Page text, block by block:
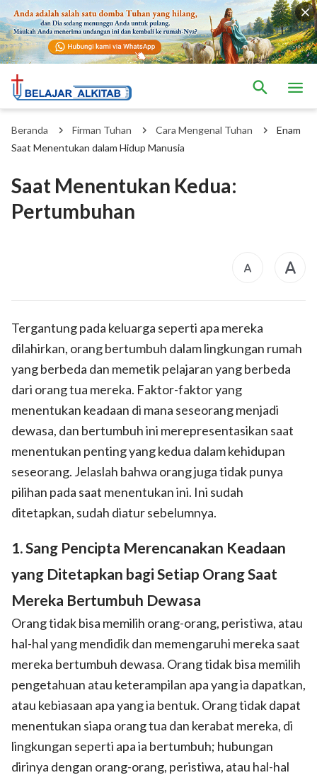
Beranda Firman Tuhan Cara Mengenal Tuhan
Enam
Saat Menentukan dalam Hidup Manusia
Saat Menentukan Kedua:
Pertumbuhan
Tergantung pada keluarga seperti apa mereka
dilahirkan, orang bertumbuh dalam lingkungan rumah
yang berbeda dan memetik pelajaran yang berbeda
dari orang tua mereka. Faktor-faktor yang
menentukan keadaan di mana seseorang menjadi
dewasa, dan bertumbuh ini merepresentasikan saat
menentukan penting yang kedua dalam kehidupan
seseorang. Jelaslah bahwa orang juga tidak punya
pilihan pada saat menentukan ini. Ini sudah
ditetapkan, sudah diatur sebelumnya.
1. Sang Pencipta Merencanakan Keadaan
yang Ditetapkan bagi Setiap Orang Saat
Mereka Bertumbuh Dewasa
Orang tidak bisa memilih orang-orang, peristiwa, atau
hal-hal yang mendidik dan memengaruhi mereka saat
mereka bertumbuh dewasa. Orang tidak bisa memilih
pengetahuan atau keterampilan apa yang ia dapatkan,
atau kebiasaan apa yang ia bentuk. Orang tidak dapat
menentukan siapa orang tua dan kerabat mereka, di
lingkungan seperti apa ia bertumbuh; hubungan
dirinya dengan orang-orang, peristiwa, atau hal-hal